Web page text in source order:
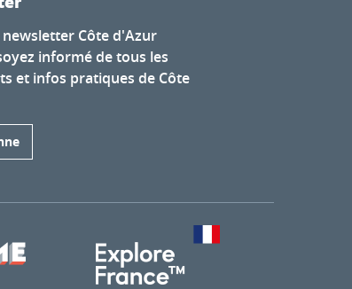
newsletter Côte d'Azur
informé de tous les
et infos pratiques de Côte